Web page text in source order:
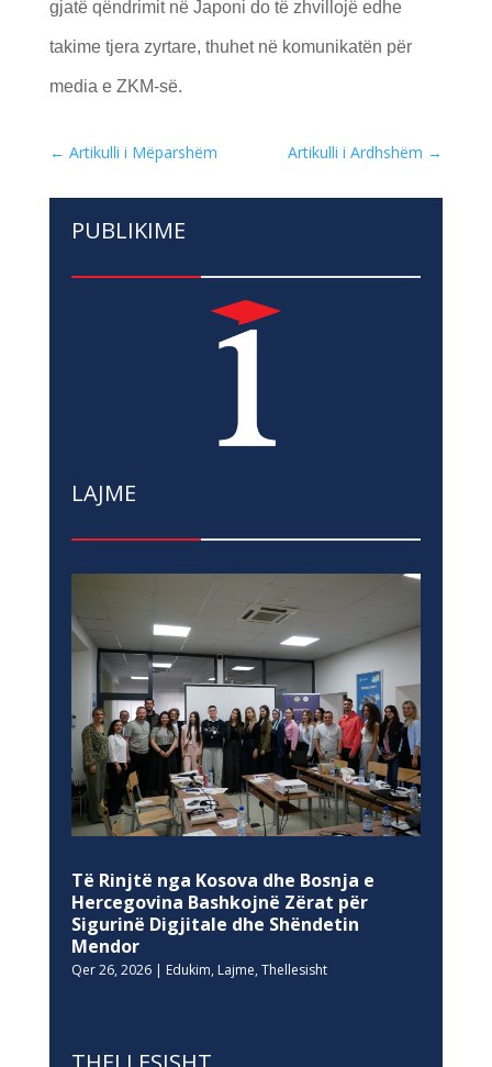
gjatë qëndrimit në Japoni do të zhvillojë edhe
takime tjera zyrtare, thuhet në komunikatën për
media e ZKM-së.
← Artikulli i Mëparshëm Artikulli i Ardhshëm →
PUBLIKIME
LAJME
Të Rinjtë nga Kosova dhe Bosnja e
Hercegovina Bashkojnë Zërat për
Sigurinë Digjitale dhe Shëndetin
Mendor
Qer 26, 2026| Edukim, Lajme, Thellesisht